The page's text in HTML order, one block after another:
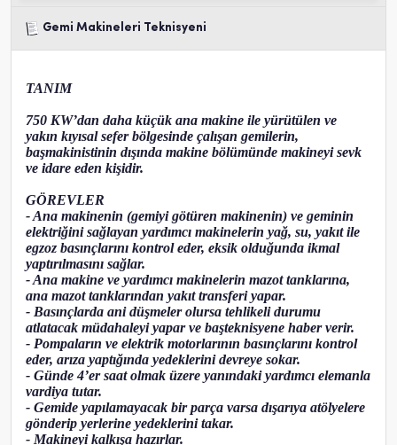
Gemi Makineleri Teknisyeni
TANIM
750 KW’dan daha küçük ana makine ile yürütülen ve
yakın kıyısal sefer bölgesinde çalışan gemilerin,
başmakinistinin dışında makine bölümünde makineyi sevk
ve idare eden kişidir.
GÖREVLER
- Ana makinenin (gemiyi götüren makinenin) ve geminin
elektriğini sağlayan yardımcı makinelerin yağ, su, yakıt ile
egzoz basınçlarını kontrol eder, eksik olduğunda ikmal
yaptırılmasını sağlar.
- Ana makine ve yardımcı makinelerin mazot tanklarına,
ana mazot tanklarından yakıt transferi yapar.
- Basınçlarda ani düşmeler olursa tehlikeli durumu
atlatacak müdahaleyi yapar ve başteknisyene haber verir.
- Pompaların ve elektrik motorlarının basınçlarını kontrol
eder, arıza yaptığında yedeklerini devreye sokar.
- Günde 4’er saat olmak üzere yanındaki yardımcı elemanla
vardiya tutar.
- Gemide yapılamayacak bir parça varsa dışarıya atölyelere
gönderip yerlerine yedeklerini takar.
- Makineyi kalkışa hazırlar.